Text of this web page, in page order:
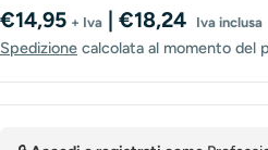
Prezzo
normale
€14,95 + Iva | €18,24 Iva inclusa
Spedizione calcolata al momento del